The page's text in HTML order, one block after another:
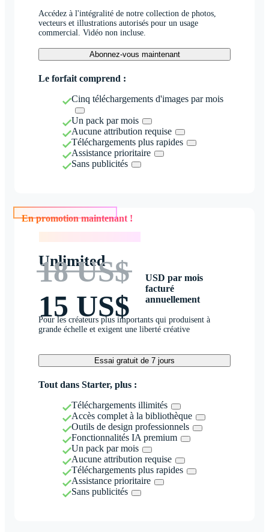
Accédez à l'intégralité de notre collection de photos,
vecteurs et illustrations autorisés pour un usage
commercial. Vidéo non incluse.
Abonnez-vous maintenant
Le forfait comprend :
Cinq téléchargements d'images par mois
Un pack par mois
Aucune attribution requise
Téléchargements plus rapides
Assistance prioritaire
Sans publicités
En promotion maintenant !
Unlimited
18 US$
15 US$
USD par mois
facturé
annuellement
Pour les créateurs plus importants qui produisent à
grande échelle et exigent une liberté créative
Essai gratuit de 7 jours
Tout dans Starter, plus :
Téléchargements illimités
Accès complet à la bibliothèque
Outils de design professionnels
Fonctionnalités IA premium
Un pack par mois
Aucune attribution requise
Téléchargements plus rapides
Assistance prioritaire
Sans publicités